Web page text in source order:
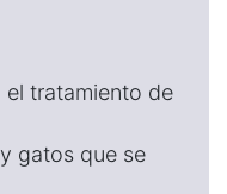
el tratamiento de
gatos que se